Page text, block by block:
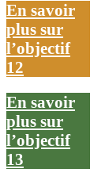
En savoir
plus sur
l’objectif
12
En savoir
plus sur
l’objectif
13